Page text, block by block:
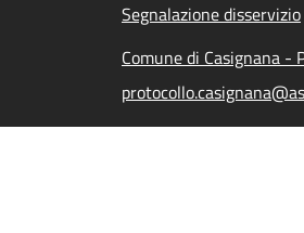
Segnalazione disservizio
Comune di Casignana